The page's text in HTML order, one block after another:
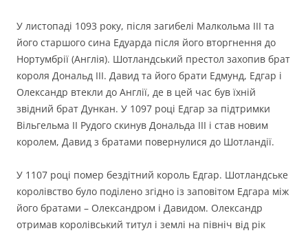
У листопаді 1093 року, після загибелі Малкольма ІІІ та
його старшого сина Едуарда після його вторгнення до
Нортумбрії (Англія). Шотландський престол захопив брат
короля Дональд ІІІ. Давид та його брати Едмунд, Едгар і
Олександр втекли до Англії, де в цей час був їхній
звідний брат Дункан. У 1097 році Едгар за підтримки
Вільгельма ІІ Рудого скинув Дональда ІІІ і став новим
королем, Давид з братами повернулися до Шотландії.
У 1107 році помер бездітний король Едгар. Шотландське
королівство було поділено згідно із заповітом Едгара між
його братами – Олександром і Давидом. Олександр
отримав королівський титул і землі на північ від рік